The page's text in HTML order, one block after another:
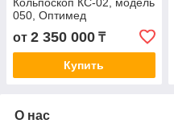
Кольпоскоп КС-02, модель
050, Оптимед
от 2 350 000 ₸
Купить
О нас